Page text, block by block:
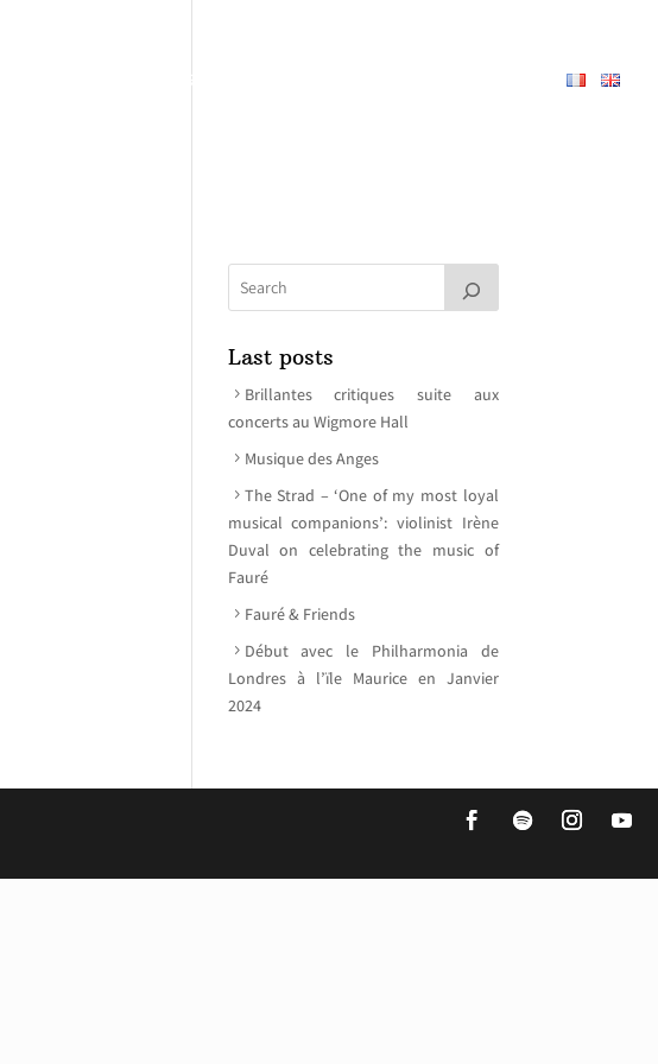
RÉPERTOIRE
Last posts
Brillantes critiques suite aux
concerts au Wigmore Hall
Musique des Anges
The Strad – ‘One of my most loyal
musical companions’: violinist Irène
Duval on celebrating the music of
Fauré
Fauré & Friends
Début avec le Philharmonia de
Londres à l’ïle Maurice en Janvier
2024